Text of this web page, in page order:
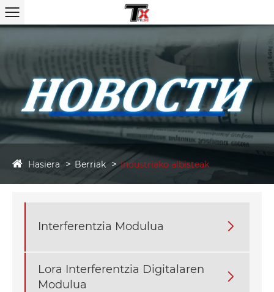
Hasiera Berriak Industriako albisteak
Interferentzia Modulua 
Lora Interferentzia Digitalaren
Modulua
